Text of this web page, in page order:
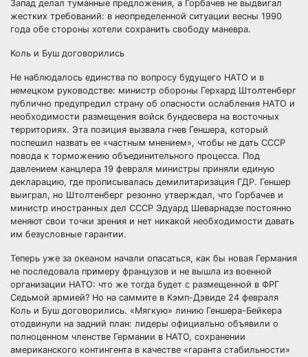
Запад делал туманные предложения, а Горбачев не выдвигал
жестких требований: в неопределенной ситуации весны 1990
года обе стороны хотели сохранить свободу маневра.
Коль и Буш договорились
Не наблюдалось единства по вопросу будущего НАТО и в
немецком руководстве: министр обороны Герхард Штолтенберг
публично предупредил страну об опасности ослабления НАТО и
необходимости размещения войск бундесвера на восточных
территориях. Эта позиция вызвала гнев Геншера, который
поспешил назвать ее «частным мнением», чтобы не дать СССР
повода к торможению объединительного процесса. Под
давлением канцлера 19 февраля министры приняли единую
декларацию, где прописывалась демилитаризация ГДР. Геншер
выиграл, но Штолтенберг резонно утверждал, что Горбачев и
министр иностранных дел СССР Эдуард Шеварнадзе постоянно
меняют свои точки зрения и нет никакой необходимости давать
им безусловные гарантии.
Теперь уже за океаном начали опасаться, как бы новая Германия
не последовала примеру французов и не вышла из военной
организации НАТО: что же тогда будет с размещенной в ФРГ
Седьмой армией? Но на саммите в Кэмп-Дэвиде 24 февраля
Коль и Буш договорились. «Мягкую» линию Геншера-Бейкера
отодвинули на задний план: лидеры официально объявили о
полноценном членстве Германии в НАТО, сохранении
американского контингента в качестве «гаранта стабильности»